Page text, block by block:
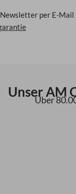
per E-
Unser AM
Über